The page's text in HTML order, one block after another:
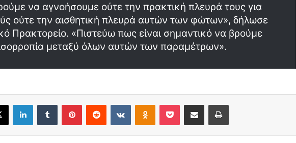
να αγνοήσουμε ούτε την πρακτική πλευρά τους για
ούτε την αισθητική πλευρά αυτών των φώτων», δήλωσε
Πρακτορείο. «Πιστεύω πως είναι σημαντικό να βρούμε
μεταξύ όλων αυτών των παραμέτρων».
X LinkedInTumblr PinterestReddit VKontakteOdnoklassniki
Pocket Share via Email Print